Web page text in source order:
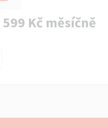
599 Kč měsíčně